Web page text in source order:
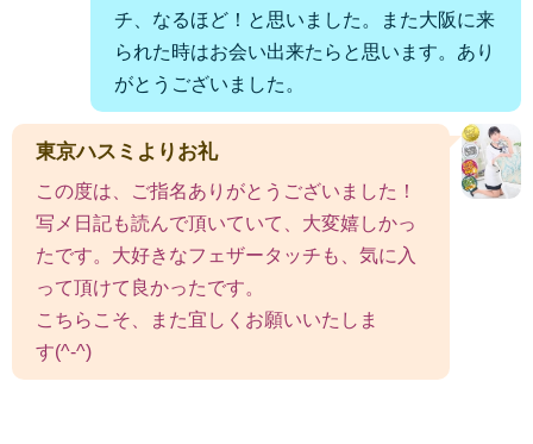
チ、なるほど！と思いました。また大阪に来
られた時はお会い出来たらと思います。あり
がとうございました。
東京ハスミよりお礼
この度は、ご指名ありがとうございました！
写メ日記も読んで頂いていて、大変嬉しかっ
たです。大好きなフェザータッチも、気に入
って頂けて良かったです。
こちらこそ、また宜しくお願いいたしま
す⁠(⁠^⁠-⁠^⁠)